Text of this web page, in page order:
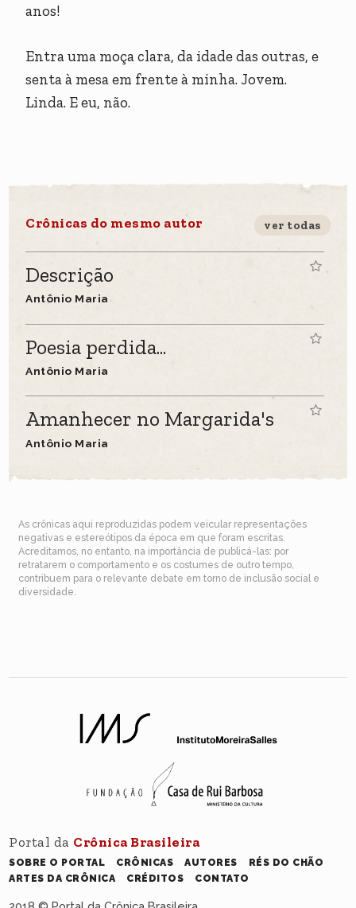
anos!
Entra uma moça clara, da idade das outras, e
senta à mesa em frente à minha. Jovem.
Linda. E eu, não.
Crônicas do mesmo autor ver todas
Descrição
Antônio Maria
Poesia perdida...
Antônio Maria
Amanhecer no Margarida's
Antônio Maria
As crônicas aqui reproduzidas podem veicular representações
negativas e estereótipos da época em que foram escritas.
Acreditamos, no entanto, na importância de publicá-las: por
retratarem o comportamento e os costumes de outro tempo,
contribuem para o relevante debate em torno de inclusão social e
diversidade.
Portal da Crônica Brasileira
SOBRE O PORTAL CRÔNICAS AUTORES
RÉS DO CHÃO
ARTES DA CRÔNICA
CRÉDITOS CONTATO